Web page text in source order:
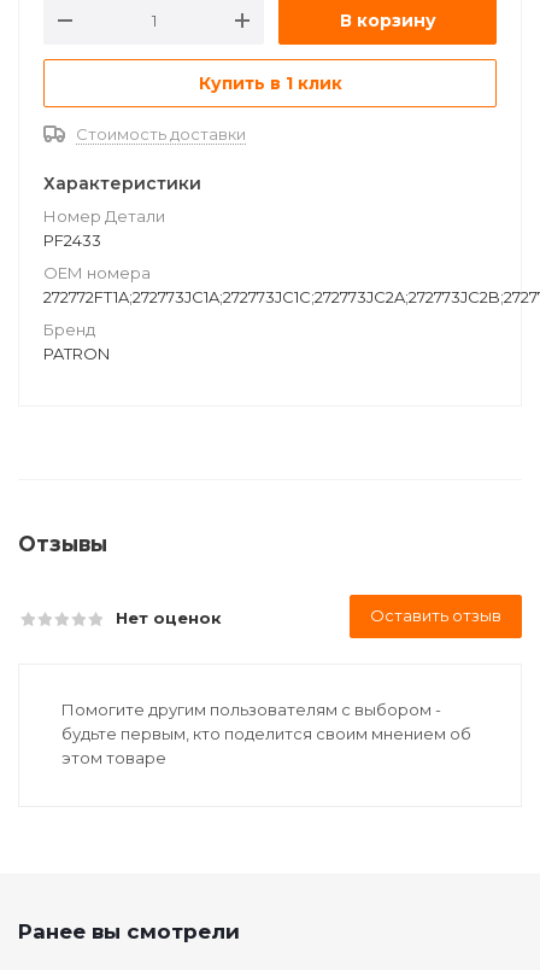
В корзину
Купить в 1 клик
Стоимость доставки
Характеристики
Номер Детали
PF2433
ОЕМ номера
Бренд
PATRON
Отзывы
Нет оценок Оставить отзыв
Помогите другим пользователям с выбором -
будьте первым, кто поделится своим мнением об
этом товаре
Ранее вы смотрели